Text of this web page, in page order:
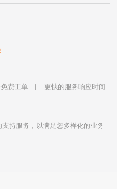
费工单
更快的服务响应时间
持服务，以满足您多样化的业务